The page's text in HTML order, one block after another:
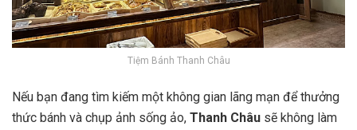
Tiệm Bánh Thanh Châu
Nếu bạn đang tìm kiếm một không gian lãng mạn để thưởng
thức bánh và chụp ảnh sống ảo, Thanh Châu sẽ không làm